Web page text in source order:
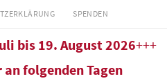
SPENDEN
bis 19. August 2026+++
folgenden Tagen